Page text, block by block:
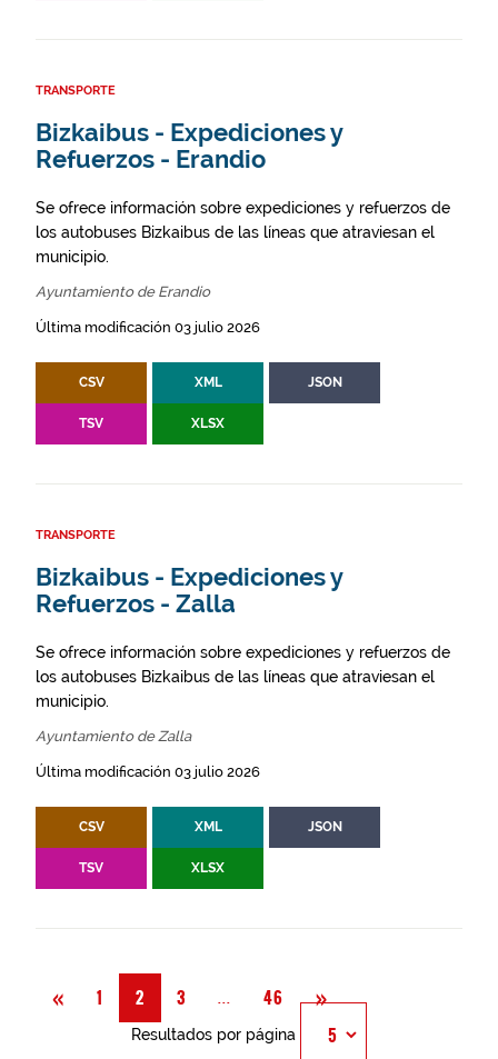
TRANSPORTE
Bizkaibus - Expediciones y
Refuerzos - Erandio
Se ofrece información sobre expediciones y refuerzos de
los autobuses Bizkaibus de las líneas que atraviesan el
municipio.
Ayuntamiento de Erandio
Última modificación 03 julio 2026
CSV XML JSON
TSV XLSX
TRANSPORTE
Bizkaibus - Expediciones y
Refuerzos - Zalla
Se ofrece información sobre expediciones y refuerzos de
los autobuses Bizkaibus de las líneas que atraviesan el
municipio.
Ayuntamiento de Zalla
Última modificación 03 julio 2026
CSV XML JSON
TSV XLSX
« Anterior
1 2 3 Página
... 46 »Siguiente
Resultados por página